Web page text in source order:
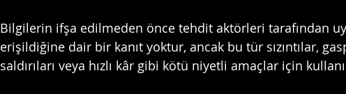
Bilgilerin ifşa edilmeden önce tehdit aktörleri tarafından
erişildiğine dair bir kanıt yoktur, ancak bu tür sızıntılar,
saldırıları veya hızlı kâr gibi kötü niyetli amaçlar için